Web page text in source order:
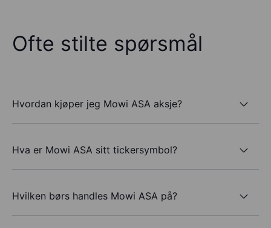
Ofte stilte spørsmål
Hvordan kjøper jeg Mowi ASA aksje?
Hva er Mowi ASA sitt tickersymbol?
Hvilken børs handles Mowi ASA på?